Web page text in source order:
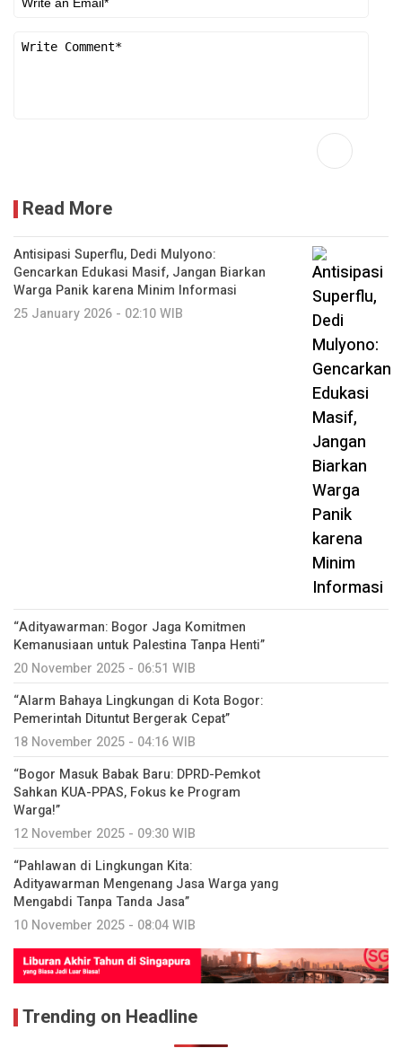
Read More
Antisipasi Superflu, Dedi Mulyono:
Gencarkan Edukasi Masif, Jangan Biarkan
Warga Panik karena Minim Informasi
25 January 2026 - 02:10 WIB
“Adityawarman: Bogor Jaga Komitmen
Kemanusiaan untuk Palestina Tanpa Henti”
20 November 2025 - 06:51 WIB
“Alarm Bahaya Lingkungan di Kota Bogor:
Pemerintah Dituntut Bergerak Cepat”
18 November 2025 - 04:16 WIB
“Bogor Masuk Babak Baru: DPRD-Pemkot
Sahkan KUA-PPAS, Fokus ke Program
Warga!”
12 November 2025 - 09:30 WIB
“Pahlawan di Lingkungan Kita:
Adityawarman Mengenang Jasa Warga yang
Mengabdi Tanpa Tanda Jasa”
10 November 2025 - 08:04 WIB
Trending on Headline